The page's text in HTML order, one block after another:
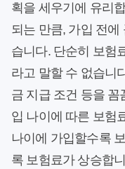
획을 세우기에 유리
되는 만큼, 가입 전
습니다. 단순히 보험
라고 말할 수 없습니
금 지급 조건 등을 꼼
입 나이에 따른 보험
나이에 가입할수록
록 보험료가 상승합